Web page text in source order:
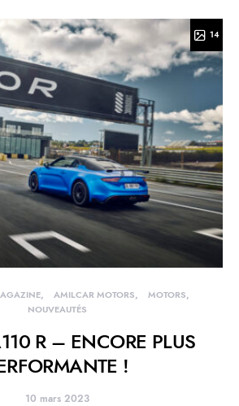
14
AMILCAR MOTORS
MOTORS
NOUVEAUTÉS
R – ENCORE PLUS
!
10 mars 2023